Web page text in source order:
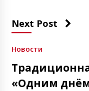
Next Post
Новости
«Одним